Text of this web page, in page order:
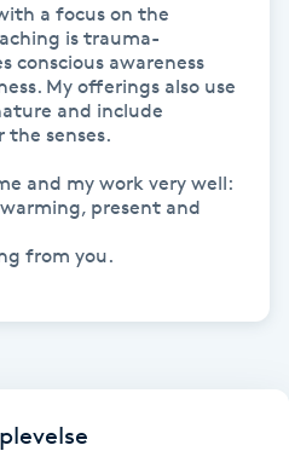
a focus on the
is trauma-
conscious awareness
My offerings also use
and include
the senses.
and my work very well:
present and
from you.